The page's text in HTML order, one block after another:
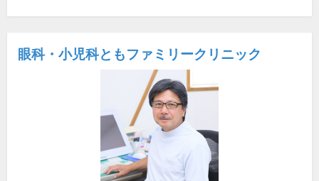
眼科・小児科ともファミリークリニック